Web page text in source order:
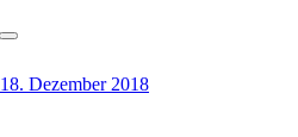
18. Dezember 2018